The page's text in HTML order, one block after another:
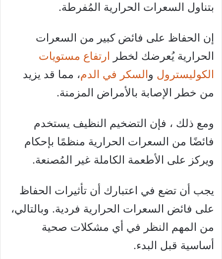
بتناول السعرات الحرارية المُفرطة.
إن الحفاظ على فائض كبير من السعرات
الحرارية يُعرضك لخطر ارتفاع مستويات
الكوليسترول والسكر في الدم، مما قد يزيد
من خطر الإصابة بالأمراض المزمنة.
ومع ذلك ، فإن التضخيم النظيف يستخدم
فائضًا من السعرات الحرارية منظمًا بإحكام
ويركز على الأطعمة الكاملة غير المُصنعة.
يجب أن تضع في اعتبارك أن تأثيرات الحفاظ
على فائض السعرات الحرارية فردية. وبالتالي،
من المهم النظر في أي مشكلات صحية
أساسية قبل البدء.